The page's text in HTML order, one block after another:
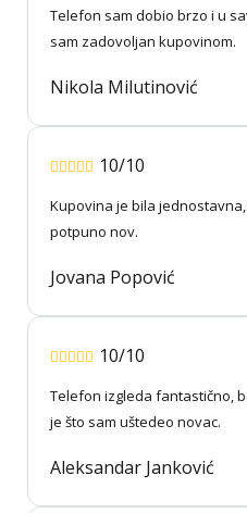
Telefon sam dobio brzo i u
sam zadovoljan kupovinom.
Nikola Milutinović
10/10
Kupovina je bila
potpuno nov.
Jovana Popović
10/10
Telefon izgleda fantastično,
je što sam uštedeo novac.
Aleksandar Janković